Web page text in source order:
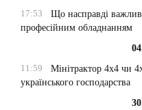
17:53
Що насправді
професійним обладнанням
11:59
Мінітрактор 4х4 чи
українського господарства